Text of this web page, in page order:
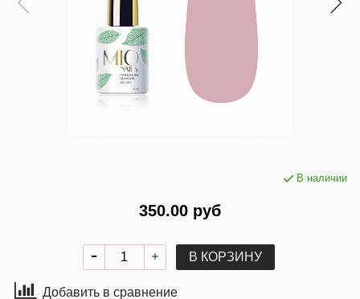
В наличии
350.00 руб
В КОРЗИНУ
Добавить в сравнение